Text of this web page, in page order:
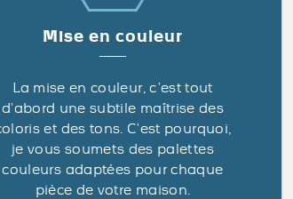
Mise en couleur
La mise en couleur, c’est tout
d’abord une subtile maîtrise des
et des tons. C’est pourquoi,
je vous soumets des palettes
couleurs adaptées pour chaque
pièce de votre maison.